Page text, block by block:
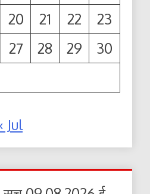
20 21 22
23
27 28 29
30
Jul